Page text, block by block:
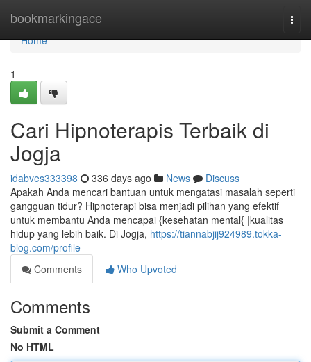
bookmarkingace
Home
Home
1
Cari Hipnoterapis Terbaik di
Jogja
idabves333398 336 days ago News
Discuss
Apakah Anda mencari bantuan untuk mengatasi masalah seperti
gangguan tidur? Hipnoterapi bisa menjadi pilihan yang efektif
untuk membantu Anda mencapai {kesehatan mental{ |kualitas
hidup yang lebih baik. Di Jogja, https://tiannabjij924989.tokka-
blog.com/profile
Comments
Who Upvoted
Comments
Submit a Comment
No HTML